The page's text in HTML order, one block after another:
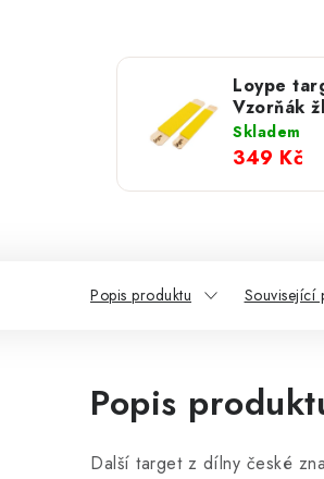
Loype
Vzorňák
Skladem
349 Kč
Popis produktu Související
Popis
Další target z dílny české